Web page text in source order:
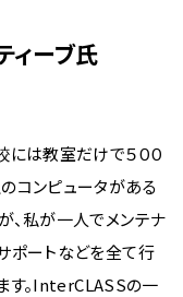
ーブ氏
には教室だけで５００
コンピュータがある
、私が一人でメンテナ
ポートなどを全て行
す。InterCLASSの一